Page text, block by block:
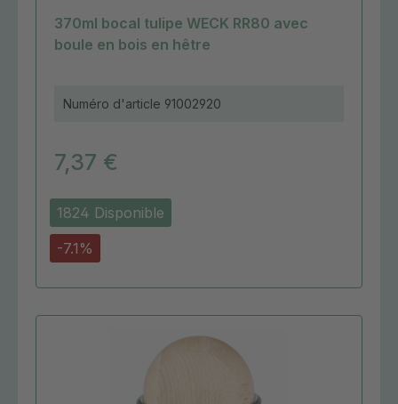
1824 Disponible
-7.1%
370ml bocal tulipe WECK RR80 avec
boule en bois en hêtre
Numéro d'article 91002920
7,37 €